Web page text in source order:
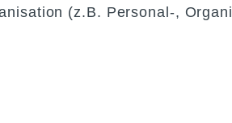
(z.B. Personal-,